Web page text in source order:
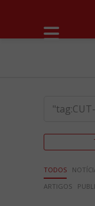
TODOS
ARTIGOS